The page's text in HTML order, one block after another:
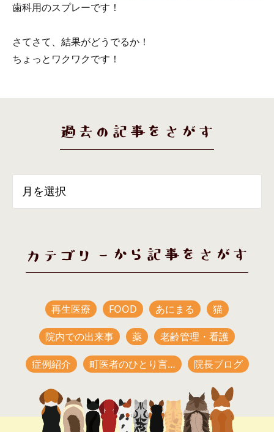
歯科用のスプレーです！
さてさて、結果がどうでるか！
ちょっとワクワクです！
過去の記事をさがす
カテゴリーから記事をさがす
再生医療 FOOD あにまる 猫
院内での出来事 薬 老齢管理・看護
症例紹介 町医者のひとり言… 院長ブログ